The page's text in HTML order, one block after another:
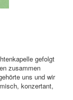
gefolgt
zusammen
uns und wir
konzertant,